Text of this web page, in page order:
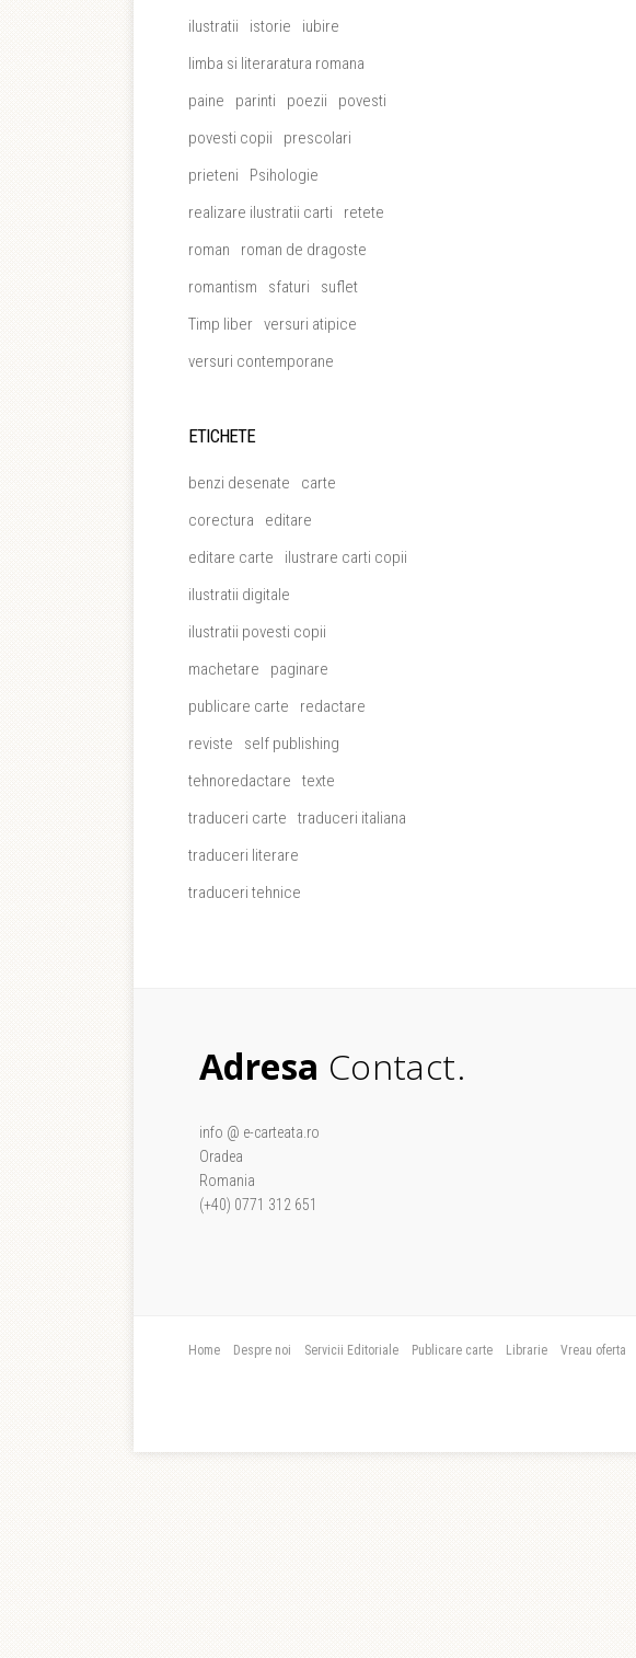
ilustratii
istorie
iubire
limba si literaratura romana
paine
parinti poezii
povesti
povesti copii
prescolari
prieteni
Psihologie
realizare ilustratii carti
retete
roman
roman de dragoste
romantism
sfaturi
suflet
Timp liber versuri atipice
versuri contemporane
ETICHETE
benzi desenate
carte
corectura
editare
editare carte
ilustrare carti copii
ilustratii digitale
ilustratii povesti copii
machetare
paginare
publicare carte
redactare
reviste
self publishing
tehnoredactare
texte
traduceri carte
traduceri italiana
traduceri literare
traduceri tehnice
Adresa Contact.
info @ e-carteata.ro
Oradea
Romania
(+40) 0771 312 651
Home Despre noi Servicii Editoriale Publicare carte Librarie Vreau oferta